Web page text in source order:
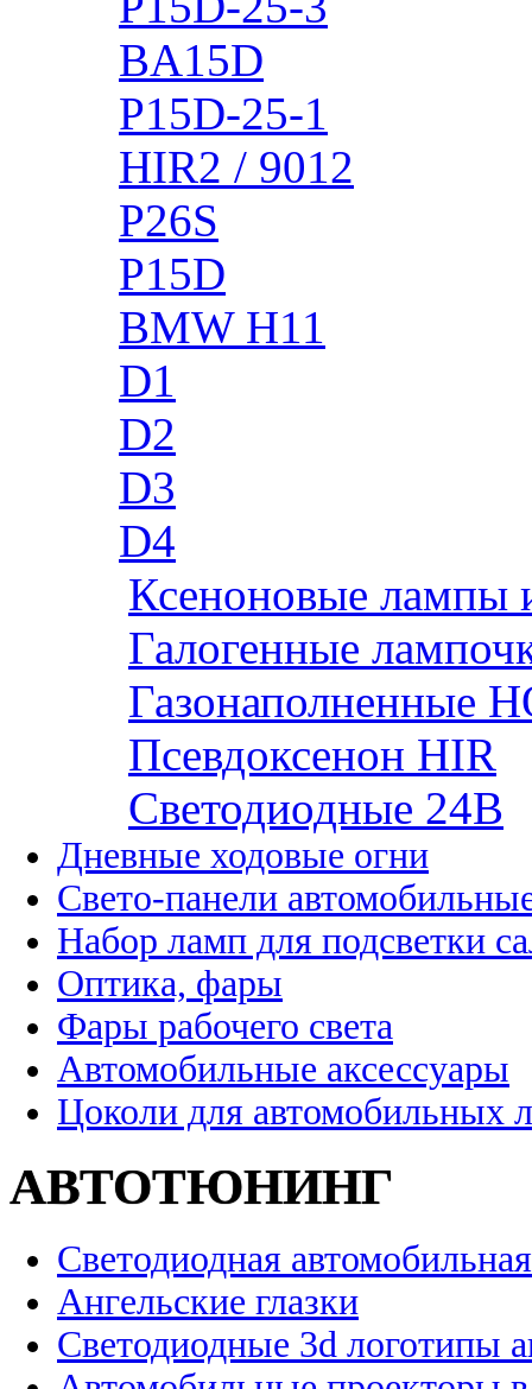
BA15D
P15D-25-1
HIR2 / 9012
P26S
P15D
BMW H11
D1
D2
D3
D4
Ксеноновые лампы
Галогенные
Газонаполненные
Псевдоксенон HIR
Cветодиодные 24B
Дневные ходовые огни
Свето-панели
Набор ламп для подсветки
Оптика, фары
Фары рабочего света
Автомобильные аксессуары
Цоколи для автомобильных
АВТОТЮНИНГ
Светодиодная
Ангельские глазки
Светодиодные 3d логотипы